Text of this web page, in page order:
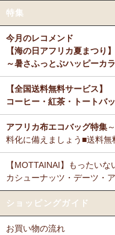
11/21：【新登場】サロペ
大人上品シルエット
11/20：キテンゲ本革 ころ
オリティ◇で仕立てた新作
ケあり 賞味期限間近セー
11/18：ティンガティンガ
11/17：ティンガティンガ
の作品新入荷！
11/17：ティンガティンガ
Ｙ さまより キテンゲテ
M さまより キテンゲ
たいへん吸水性良いです。
T さまより キテンゲ フ
のご感想
デザイン、着心地、完璧で
願いします！
Ｎさまより キテンゲ
感想
以上に頑丈で持ちやすい。
特集
今月のレコメンド
【海の日アフリカ夏まつり】
～暑さふっとぶハッピーカ
【全国送料無料サービス】
コーヒー・紅茶・トートバ
アフリカ布エコバッグ特集
料化に備えましょう■送料無
【MOTTAINAI】もったい
カシューナッツ・デーツ・
ショッピングガイド
お買い物の流れ